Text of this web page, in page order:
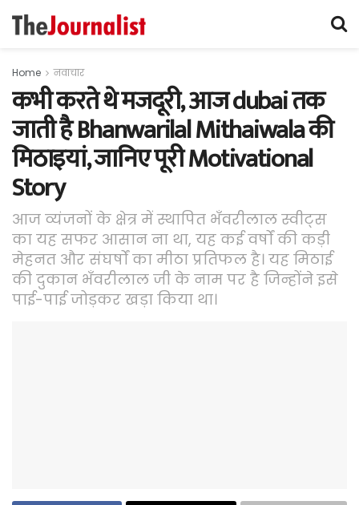
Home नवाचार
कभी करते थे मजदूरी, आज dubai तक
जाती है Bhanwarilal Mithaiwala की
मिठाइयां, जानिए पूरी Motivational
Story
आज व्यंजनों के क्षेत्र में स्थापित भँवरीलाल स्वीट्स
का यह सफर आसान ना था, यह कई वर्षों की कड़ी
मेहनत और संघर्षों का मीठा प्रतिफल है। यह मिठाई
की दुकान भँवरीलाल जी के नाम पर है जिन्होंने इसे
पाई-पाई जोड़कर खड़ा किया था।